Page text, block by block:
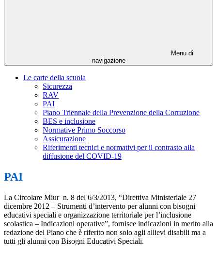
Menu di
navigazione
Le carte della scuola
Sicurezza
RAV
PAI
Piano Triennale della Prevenzione della Corruzione
BES e inclusione
Normative Primo Soccorso
Assicurazione
Riferimenti tecnici e normativi per il contrasto alla
diffusione del COVID-19
PAI
La Circolare Miur n. 8 del 6/3/2013, “Direttiva Ministeriale 27
dicembre 2012 – Strumenti d’intervento per alunni con bisogni
educativi speciali e organizzazione territoriale per l’inclusione
scolastica – Indicazioni operative”, fornisce indicazioni in merito alla
redazione del Piano che è riferito non solo agli allievi disabili ma a
tutti gli alunni con Bisogni Educativi Speciali.